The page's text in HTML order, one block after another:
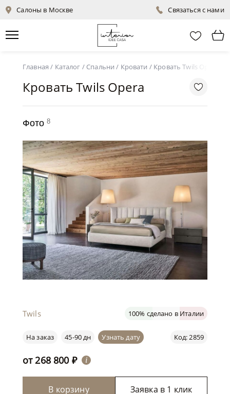
Салоны в Москве Связаться с нами
Главная / Каталог / Спальни / Кровати / Кровать Twils Opera
Кровать Twils Opera
Фото 8
Twils 100% сделано в Италии
Код: 2859
На заказ 45-90 дн Узнать дату
от268 800 ₽ i
В корзину Заявка в 1 клик